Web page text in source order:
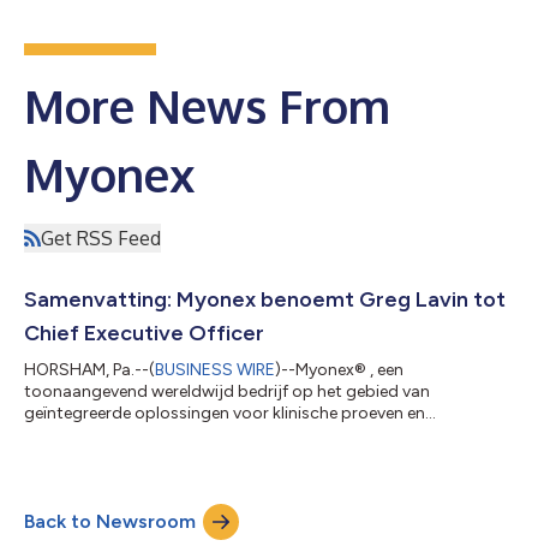
More News From
Myonex
Get RSS Feed
Samenvatting: Myonex benoemt Greg Lavin tot
Chief Executive Officer
HORSHAM, Pa.--(BUSINESS WIRE)--Myonex® , een
toonaangevend wereldwijd bedrijf op het gebied van
geïntegreerde oplossingen voor klinische proeven en
Lavin is een doorgewinterde manager met ervaring in de
farmaceutische dienstensector, waaronder seniorfuncties bij
klinische onderzoeksorganisaties, preklinische en...
Back to Newsroom